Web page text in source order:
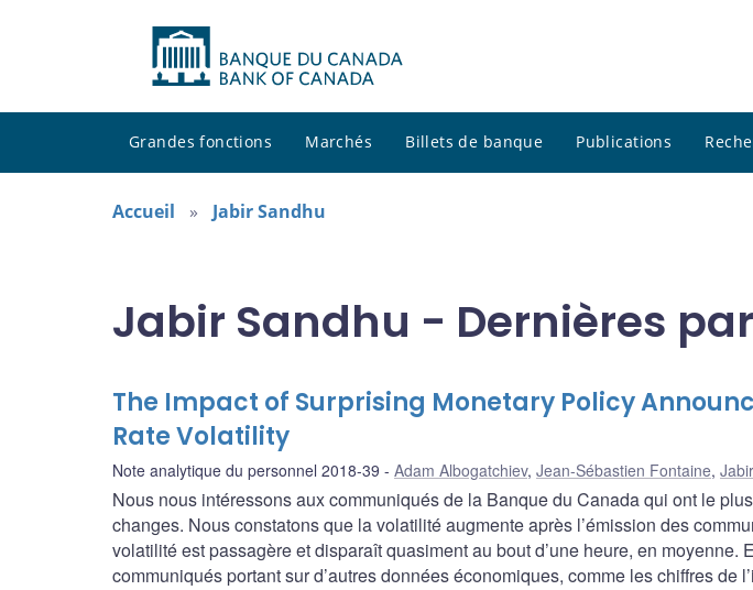
Grandes fonctions Marchés Billets de banque Publications
Accueil Jabir Sandhu
Jabir Sandhu - Dernières
The Impact of Surprising Monetary Policy
Rate Volatility
Note analytique du personnel 2018-39 Adam Albogatchiev, Jean-Sébastien Fontaine,
Nous nous intéressons aux communiqués de la Banque du Canada qui ont le
changes. Nous constatons que la volatilité augmente après l’émission des
volatilité est passagère et disparaît quasiment au bout d’une heure, en moyenne.
communiqués portant sur d’autres données économiques, comme les chiffres de